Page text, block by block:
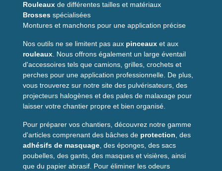
Rouleaux de différentes tailles et matériaux
Brosses spécialisées
Montures et manchons pour une application précise
Nos outils ne se limitent pas aux pinceaux et aux
rouleaux . Nous offrons également un large éventail
d'accessoires tels que camions, grilles, crochets et
perches pour une application professionnelle. De plus,
vous trouverez sur notre site des pulvérisateurs, des
projecteurs halogènes et des pales de malaxage pour
laisser votre chantier propre et bien organisé.
Pour préparer vos chantiers, découvrez notre gamme
d'articles comprenant des bâches de protection , des
adhésifs de masquage , des éponges, des sacs
poubelles, des gants, des masques et visières, ainsi
que du papier abrasif. Pour éliminer les odeurs